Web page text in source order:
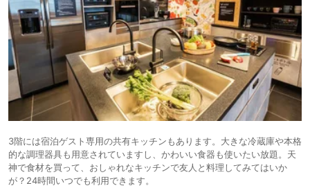
3階には宿泊ゲスト専用の共有キッチンもあります。大きな冷蔵庫や本格
的な調理器具も用意されていますし、かわいい食器も使いたい放題。天
神で食材を買って、おしゃれなキッチンで友人と料理してみてはいか
が？24時間いつでも利用できます。